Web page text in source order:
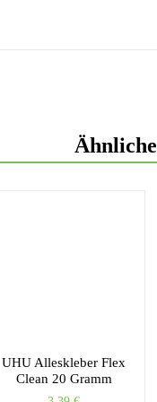
UHU Alleskleber Flex
Clean 20 Gramm